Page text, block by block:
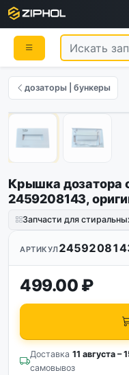
дозаторы | бункеры
Оригинал
Крышка дозатора
2459208143,
Запчасти для
АРТИКУЛ
499.00 ₽
Доставка 11 августа –
самовывоз